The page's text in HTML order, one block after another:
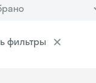
фильтры